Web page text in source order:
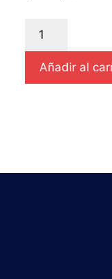
Añadir al